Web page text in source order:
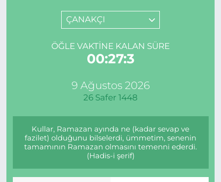
ÇANAKÇI
ÖĞLE VAKTINE KALAN SÜRE
00:27:3
9 Ağustos 2026
26 Safer 1448
Kullar, Ramazan ayında ne (kadar sevap ve
fazilet) olduğunu bilselerdi, ümmetim, senenin
tamamının Ramazan olmasını temenni ederdi.
(Hadis-i şerif)